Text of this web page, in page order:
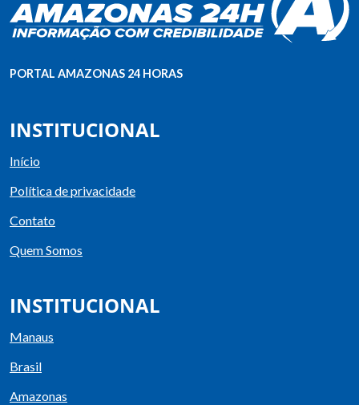
PORTAL AMAZONAS 24 HORAS
INSTITUCIONAL
Início
Política de privacidade
Contato
Quem Somos
INSTITUCIONAL
Manaus
Brasil
Amazonas